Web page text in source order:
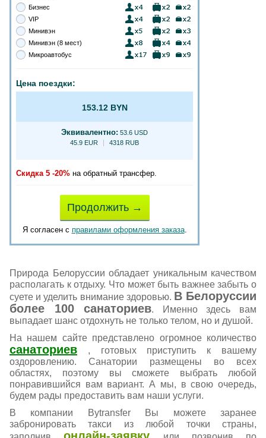
Бизнес
VIP
Минивэн
Минивэн (8 мест)
Микроавтобус
Цена поездки:
153.12 BYN
Эквивалентно: 53.6 USD
45.9 EUR
4318 RUB
Скидка 5 -20% на обратный трансфер.
Продолжить →
Я согласен с правилами оформления заказа.
Природа Белоруссии обладает уникальным качеством
располагать к отдыху. Что может быть важнее забыть о
суете и уделить внимание здоровью. В Белоруссии
более 100 санаториев. Именно здесь вам
выпадает шанс отдохнуть не только телом, но и душой.
На нашем сайте представлено огромное количество
санаториев
, готовых приступить к вашему
оздоровлению. Санатории размещены во всех
областях, поэтому вы сможете выбрать любой
понравившийся вам вариант. А мы, в свою очередь,
будем рады предоставить вам наши услуги.
В компании Bytransfer Вы можете заранее
забронировать такси из любой точки страны,